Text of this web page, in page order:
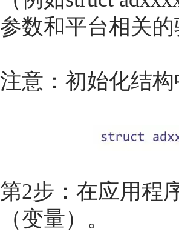
参数和平台相关
注意：初始化结
第2步：在应用程
（变量）。